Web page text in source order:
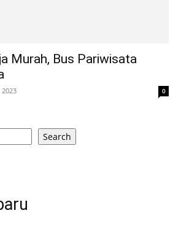
Murah, Bus Pariwisata
2023 0
Search